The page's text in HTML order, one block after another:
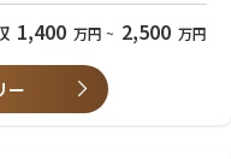
化とスケーラビリティを推進
ベストプラクティスや市場イ
よびクロスファンクショナル
ビジネスコミュニケーショ
1,400 万円 ~ 2,500 万円
ー